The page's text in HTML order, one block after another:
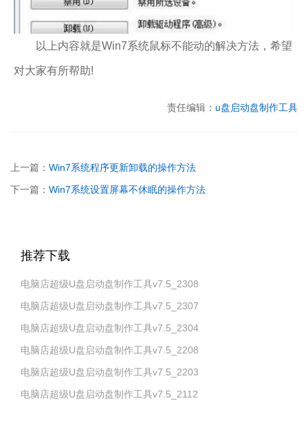
以上内容就是Win7系统鼠标不能动的解决方法，希望
对大家有所帮助!
责任编辑： u盘启动盘制作工具
上一篇： Win7系统程序更新卸载的操作方法
下一篇： Win7系统设置屏幕不休眠的操作方法
推荐下载
电脑店超级U盘启动盘制作工具v7.5_2308
电脑店超级U盘启动盘制作工具v7.5_2307
电脑店超级U盘启动盘制作工具v7.5_2304
电脑店超级U盘启动盘制作工具v7.5_2208
电脑店超级U盘启动盘制作工具v7.5_2203
电脑店超级U盘启动盘制作工具v7.5_2112